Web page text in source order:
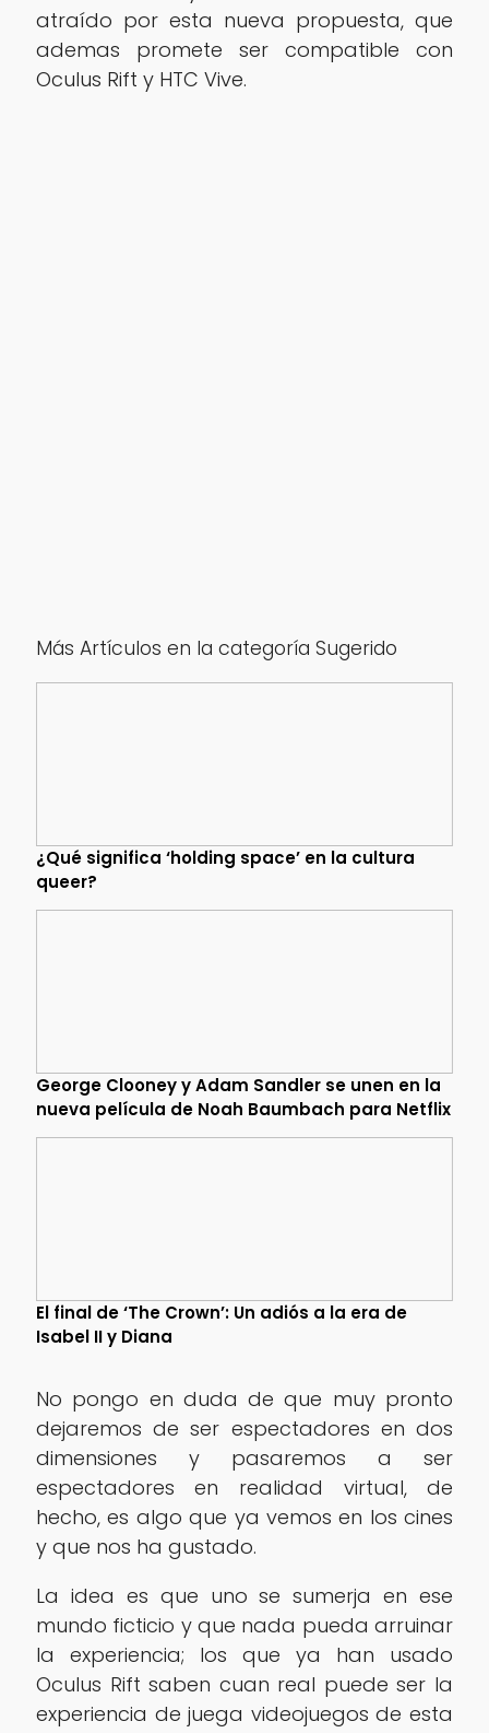
atraído por esta nueva propuesta, que
ademas promete ser compatible con
Oculus Rift y HTC Vive.
Más Artículos en la categoría Sugerido
¿Qué significa ‘holding space’ en la cultura
queer?
George Clooney y Adam Sandler se unen en la
nueva película de Noah Baumbach para Netflix
El final de ‘The Crown’: Un adiós a la era de
Isabel II y Diana
No pongo en duda de que muy pronto
dejaremos de ser espectadores en dos
dimensiones y pasaremos a ser
espectadores en realidad virtual, de
hecho, es algo que ya vemos en los cines
y que nos ha gustado.
La idea es que uno se sumerja en ese
mundo ficticio y que nada pueda arruinar
la experiencia; los que ya han usado
Oculus Rift saben cuan real puede ser la
experiencia de juega videojuegos de esta